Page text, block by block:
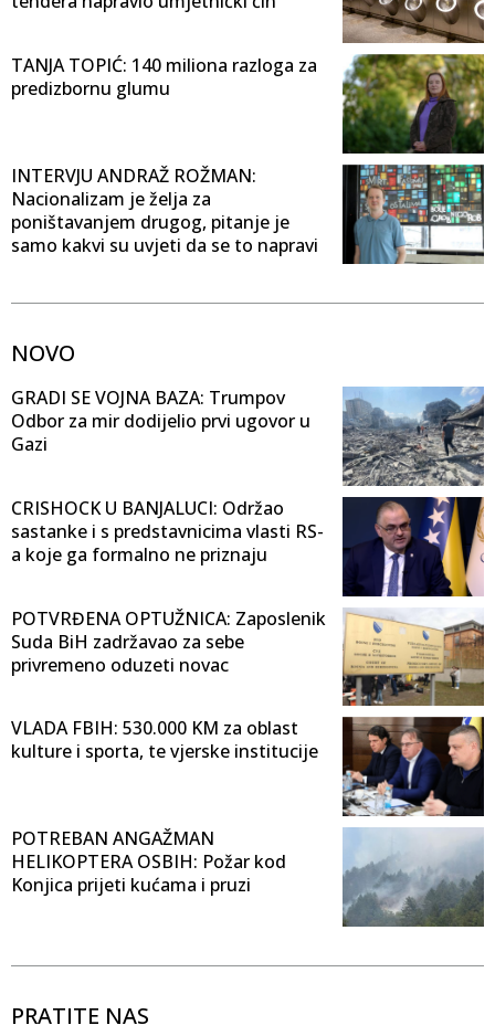
TANJA TOPIĆ: 140 miliona razloga za
predizbornu glumu
INTERVJU ANDRAŽ ROŽMAN:
Nacionalizam je želja za
poništavanjem drugog, pitanje je
samo kakvi su uvjeti da se to napravi
NOVO
GRADI SE VOJNA BAZA: Trumpov
Odbor za mir dodijelio prvi ugovor u
Gazi
CRISHOCK U BANJALUCI: Održao
sastanke i s predstavnicima vlasti RS-
a koje ga formalno ne priznaju
POTVRĐENA OPTUŽNICA: Zaposlenik
Suda BiH zadržavao za sebe
privremeno oduzeti novac
VLADA FBIH: 530.000 KM za oblast
kulture i sporta, te vjerske institucije
POTREBAN ANGAŽMAN
HELIKOPTERA OSBIH: Požar kod
Konjica prijeti kućama i pruzi
PRATITE NAS